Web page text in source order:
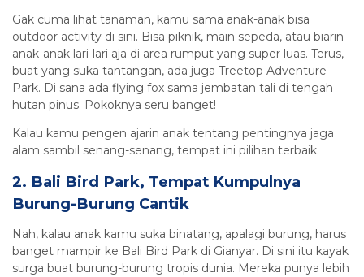
Gak cuma lihat tanaman, kamu sama anak-anak bisa
outdoor activity di sini. Bisa piknik, main sepeda, atau biarin
anak-anak lari-lari aja di area rumput yang super luas. Terus,
buat yang suka tantangan, ada juga Treetop Adventure
Park. Di sana ada flying fox sama jembatan tali di tengah
hutan pinus. Pokoknya seru banget!
Kalau kamu pengen ajarin anak tentang pentingnya jaga
alam sambil senang-senang, tempat ini pilihan terbaik.
2. Bali Bird Park, Tempat Kumpulnya
Burung-Burung Cantik
Nah, kalau anak kamu suka binatang, apalagi burung, harus
banget mampir ke Bali Bird Park di Gianyar. Di sini itu kayak
surga buat burung-burung tropis dunia. Mereka punya lebih